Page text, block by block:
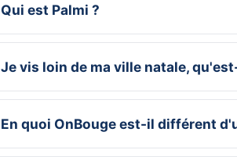
Qui est Palmi ?
Je vis loin de ma ville natale,
En quoi OnBouge est-il différent